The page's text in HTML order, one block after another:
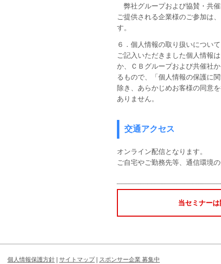
弊社グループおよび協賛・共
ご提供される企業様のご参加は
す。
６．個人情報の取り扱いについて
ご記入いただきました個人情報
か、ＣＢグループおよび共催社
るもので、「個人情報の保護に
除き、あらかじめお客様の同意
ありません。
交通アクセス
オンライン配信となります。
ご自宅やご勤務先等、通信環境
当セミナー
個人情報保護方針 | サイトマップ | スポンサー企業 募集中